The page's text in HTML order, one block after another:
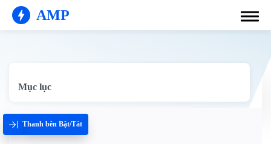
AMP
Mục lục
Thanh bên Bật/Tắt